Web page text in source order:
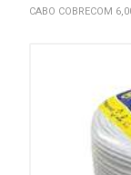
CABO COBRECOM